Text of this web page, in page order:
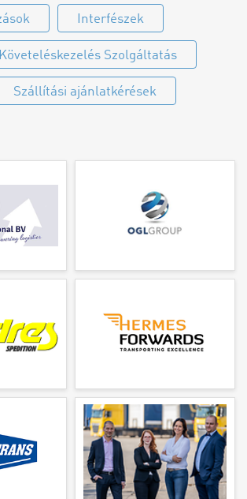
Interfészek
Szolgáltatás
Szállítási ajánlatkérések